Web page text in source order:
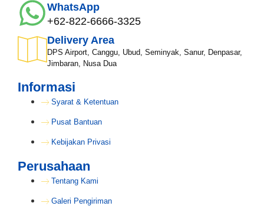
WhatsApp
+62-822-6666-3325
Delivery Area
DPS Airport, Canggu, Ubud, Seminyak, Sanur, Denpasar,
Jimbaran, Nusa Dua
Informasi
Syarat & Ketentuan
Pusat Bantuan
Kebijakan Privasi
Perusahaan
Tentang Kami
Galeri Pengiriman